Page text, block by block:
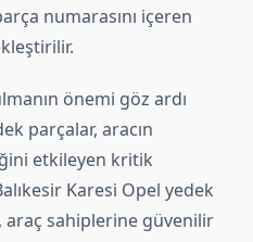
numarasını içeren
önemi göz ardı
parçalar, aracın
etkileyen kritik
Karesi Opel yedek
sahiplerine güvenilir